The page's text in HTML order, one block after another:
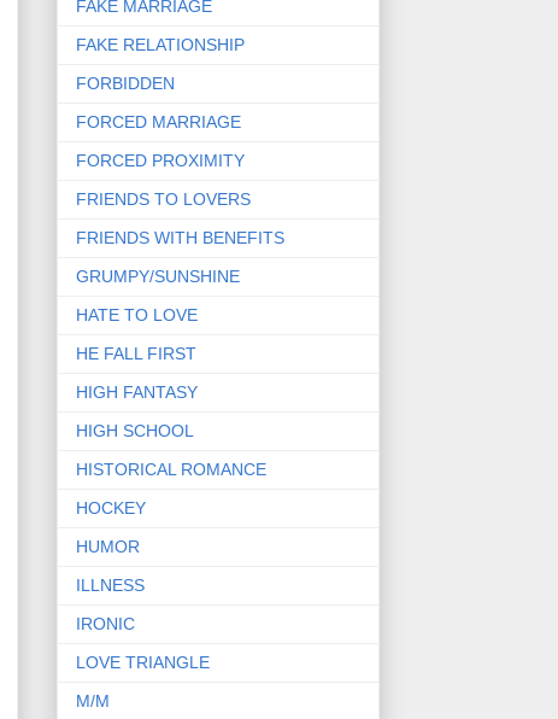
FAKE MARRIAGE
FAKE RELATIONSHIP
FORBIDDEN
FORCED MARRIAGE
FORCED PROXIMITY
FRIENDS TO LOVERS
FRIENDS WITH BENEFITS
GRUMPY/SUNSHINE
HATE TO LOVE
HE FALL FIRST
HIGH FANTASY
HIGH SCHOOL
HISTORICAL ROMANCE
HOCKEY
HUMOR
ILLNESS
IRONIC
LOVE TRIANGLE
M/M